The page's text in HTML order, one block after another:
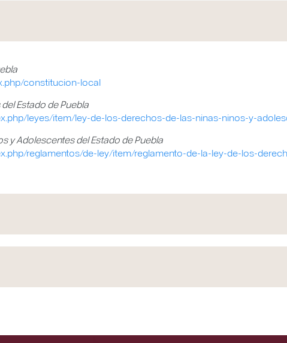
constitucion-local
Estado de Puebla
leyes/item/ley-de-los-derechos-de-las-ninas-ninos-y-
y Adolescentes del Estado de Puebla
reglamentos/de-ley/item/reglamento-de-la-ley-de-los-